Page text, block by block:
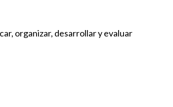
organizar, desarrollar y evaluar